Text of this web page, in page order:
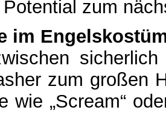
zum
im
zum großen
wie „Scream“